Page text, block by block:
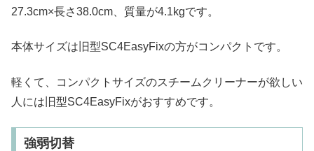
27.3cm×長さ38.0cm、質量が4.1kgです。
本体サイズは旧型SC4EasyFixの方がコンパクトです。
軽くて、コンパクトサイズのスチームクリーナーが欲しい
人には旧型SC4EasyFixがおすすめです。
強弱切替